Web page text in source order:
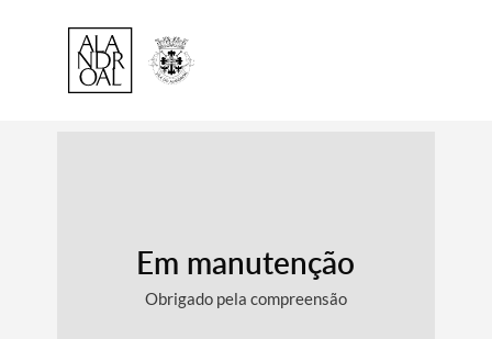
Em manutenção
Obrigado pela compreensão